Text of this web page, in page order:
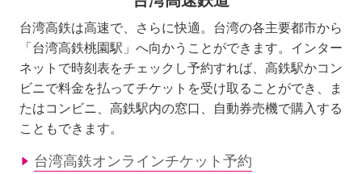
台湾高鉄は高速で、さらに快適。台湾の各主要都市から
「台湾高鉄桃園駅」へ向かうことができます。インター
ネットで時刻表をチェックし予約すれば、高鉄駅かコン
ビニで料金を払ってチケットを受け取ることができ、ま
たはコンビニ、高鉄駅内の窓口、自動券売機で購入する
こともできます。
台湾高鉄オンラインチケット予約